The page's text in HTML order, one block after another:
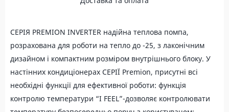
СЕРІЯ PREMION INVERTER надійна теплова помпа,
розрахована для роботи на тепло до -25, з лаконічним
дизайном і компактним розміром внутрішнього блоку. У
настінних кондиціонерах СЕРІЇ Premion, присутні всі
необхідні функції для ефективної роботи: функція
контролю температури “I FEEL”-дозволяє контролювати